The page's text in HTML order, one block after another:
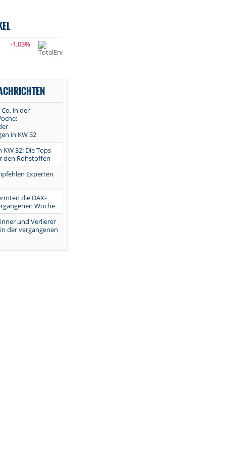
-1,03%
in der
in KW 32
KW 32: Die Tops
den Rohstoffen
Experten
die DAX-
Woche
und Verlierer
der vergangenen